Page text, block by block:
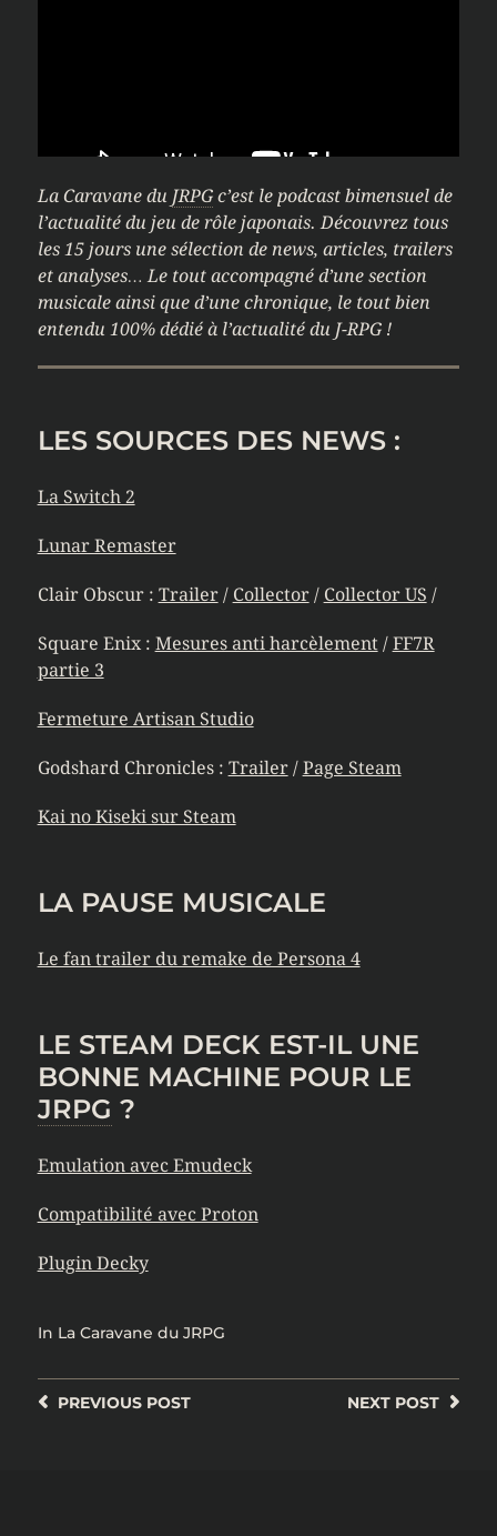
La Caravane du JRPGc’est le podcast bimensuel de
l’actualité du jeu de rôle japonais. Découvrez tous
les 15 jours une sélection de news, articles, trailers
et analyses… Le tout accompagné d’une section
musicale ainsi que d’une chronique, le tout bien
entendu 100% dédié à l’actualité du J-RPG !
LES SOURCES DES NEWS :
La Switch 2
Lunar Remaster
Clair Obscur : Trailer/ Collector/ Collector US /
Square Enix : Mesures anti harcèlement/ FF7R
partie 3
Fermeture Artisan Studio
Godshard Chronicles : Trailer/ Page Steam
Kai no Kiseki sur Steam
LA PAUSE MUSICALE
Le fan trailer du remake de Persona 4
LE STEAM DECK EST-IL UNE
BONNE MACHINE POUR LE
JRPG ?
Emulation avec Emudeck
Compatibilité avec Proton
Plugin Decky
In La Caravane du JRPG
NEXT POST
PREVIOUSPOST